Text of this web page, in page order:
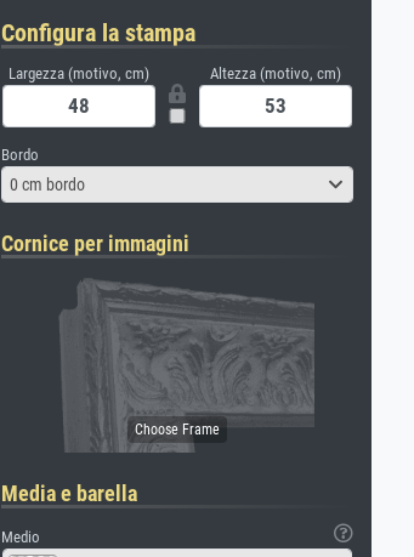
Configura la stampa
Largezza (motivo, cm) Altezza (motivo, cm)
Bordo
0 cm bordo
Cornice per immagini
Media e barella
Medio